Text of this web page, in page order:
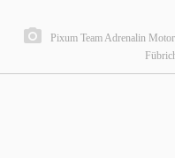
Pixum Team Adrenalin